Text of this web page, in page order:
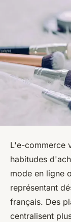
L'e-commerce
habitudes
mode en ligne
représentant
français. Des
centralisent